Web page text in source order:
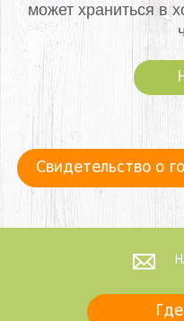
может храниться в
Свидетельство о